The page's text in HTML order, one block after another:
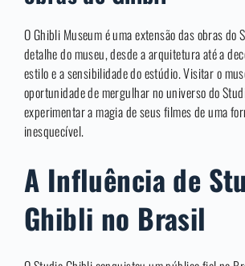
O Ghibli Museum é uma extensão das obras do
detalhe do museu, desde a arquitetura até a
estilo e a sensibilidade do estúdio. Visitar o
oportunidade de mergulhar no universo do
experimentar a magia de seus filmes de uma
inesquecível.
A Influência de
Ghibli no Brasil